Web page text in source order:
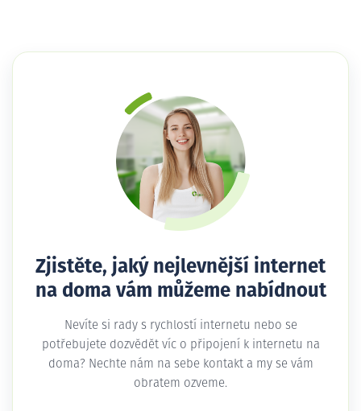
Zjistěte, jaký nejlevnější internet
na doma vám můžeme nabídnout
Nevíte si rady s rychlostí internetu nebo se
potřebujete dozvědět víc o připojení k internetu na
doma? Nechte nám na sebe kontakt a my se vám
obratem ozveme.